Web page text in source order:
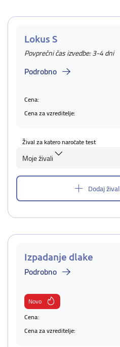
Lokus S
Povprečni čas izvedbe: 3-4 dni
Podrobno
Cena:
Cena za vzreditelje:
Žival za katero naročate test
Moje živali
Dodaj žival
Izpadanje dlake
Podrobno
Novo
Cena:
Cena za vzreditelje: